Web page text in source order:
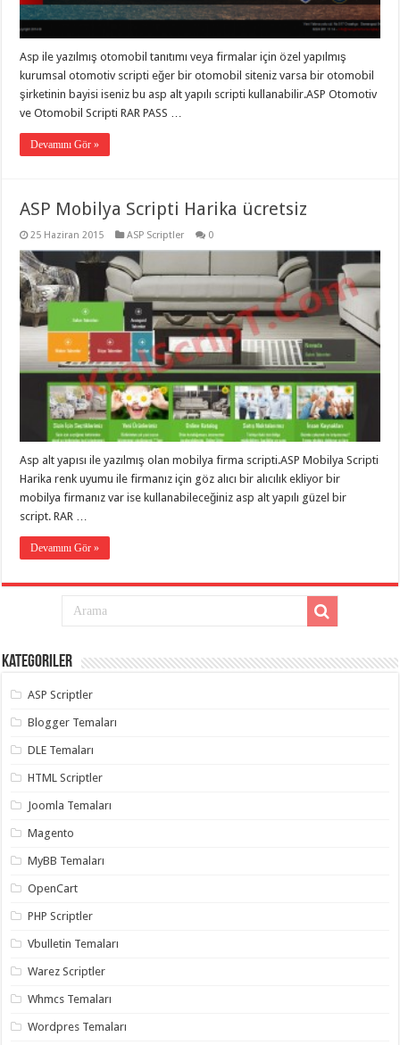
Asp ile yazılmış otomobil tanıtımı veya firmalar için özel yapılmış
kurumsal otomotiv scripti eğer bir otomobil siteniz varsa bir otomobil
şirketinin bayisi iseniz bu asp alt yapılı scripti kullanabilir.ASP Otomotiv
ve Otomobil Scripti RAR PASS …
Devamını Gör »
ASP Mobilya Scripti Harika ücretsiz
25 Haziran 2015 ASP Scriptler 0
Asp alt yapısı ile yazılmış olan mobilya firma scripti.ASP Mobilya Scripti
Harika renk uyumu ile firmanız için göz alıcı bir alıcılık ekliyor bir
mobilya firmanız var ise kullanabileceğiniz asp alt yapılı güzel bir
script. RAR …
Devamını Gör »
Kategoriler
ASP Scriptler
Blogger Temaları
DLE Temaları
HTML Scriptler
Joomla Temaları
Magento
MyBB Temaları
OpenCart
PHP Scriptler
Vbulletin Temaları
Warez Scriptler
Whmcs Temaları
Wordpres Temaları